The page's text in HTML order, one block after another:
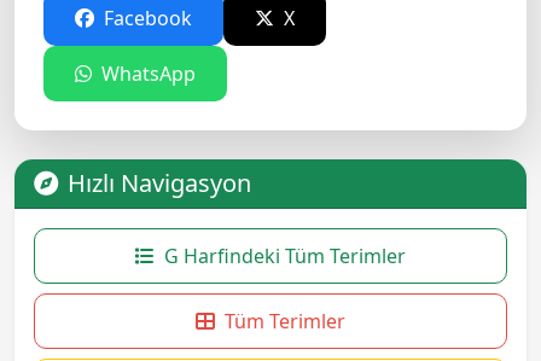
Facebook X
WhatsApp
Hızlı Navigasyon
G Harfindeki Tüm Terimler
Tüm Terimler